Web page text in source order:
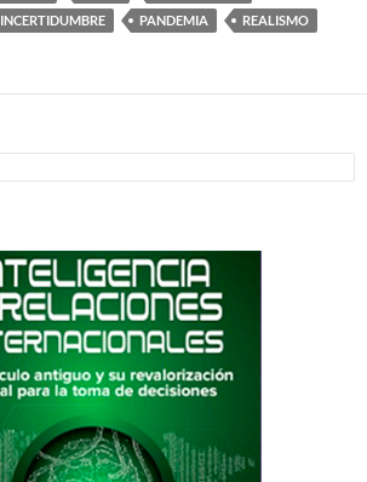
INCERTIDUMBRE PANDEMIA REALISMO